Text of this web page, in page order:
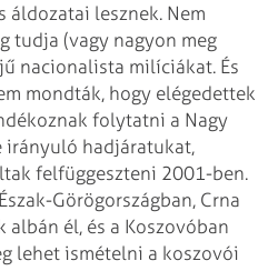
lesznek. Nem
tudja (vagy nagyon meg
nacionalista milíciákat. És
mondták, hogy elégedettek
folytatni a Nagy
irányuló hadjáratukat,
felfüggeszteni 2001-ben.
Észak-Görögországban, Crna
albán él, és a Koszovóban
lehet ismételni a koszovói